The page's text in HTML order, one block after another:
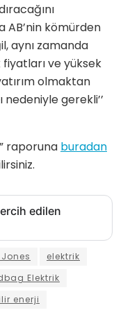
AB’nin kömürden
aynı zamanda
ve yüksek
olmaktan
gerekli’’
raporuna buradan
edilen
elektrik
Elektrik
enerji